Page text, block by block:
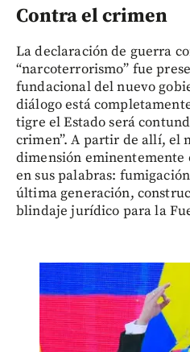
Contra el crimen
La declaración de guerra
“narcoterrorismo” fue
fundacional del nuevo
diálogo está
tigre el Estado será
crimen”. A partir de allí, el
dimensión eminentemente
en sus palabras:
última generación,
blindaje jurídico para la